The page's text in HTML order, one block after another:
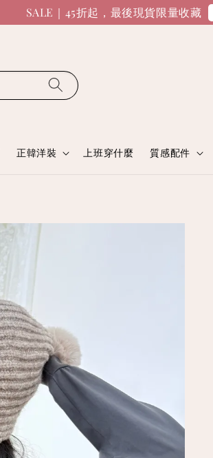
SALE｜45折起，最後現貨限量收藏
正韓洋裝 上班穿什麼 質感配件